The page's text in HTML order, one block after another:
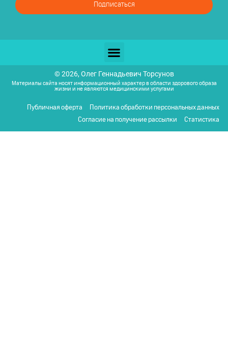
Подписаться
© 2026, Олег Геннадьевич Торсунов
Материалы сайта носят информационный характер в области здорового образа
жизни и не являются медицинскими услугами
Публичная оферта
Политика обработки персональных данных
Согласие на получение рассылки
Статистика